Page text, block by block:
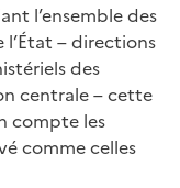
l’ensemble des
– directions
des
centrale – cette
compte les
comme celles